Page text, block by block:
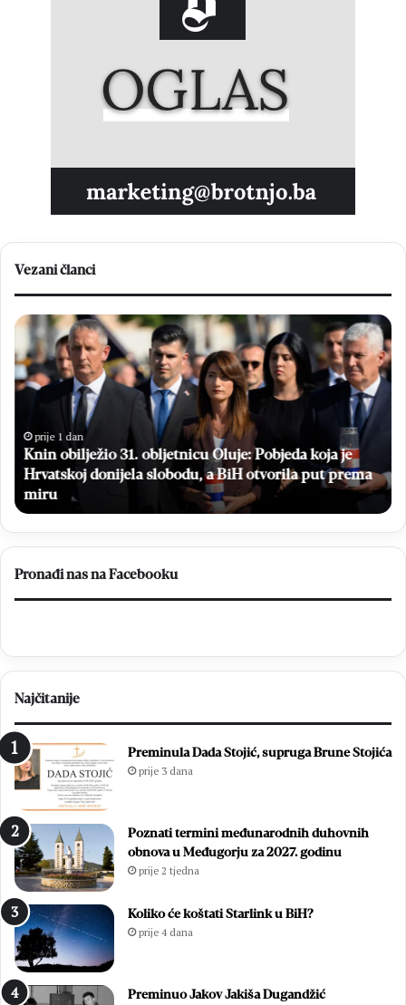
Vezani članci
Knin
obilježio
31.
obljetnicu
koja
Hrvatskoj
donijela
slobodu,
a
BiH
otvorila
prije 1 dan
Knin obilježio 31. obljetnicu Oluje: Pobjeda koja je
Hrvatskoj donijela slobodu, a BiH otvorila put prema
miru
Pronađi nas na Facebooku
Najčitanije
Preminula Dada Stojić, supruga Brune Stojića
prije 3 dana
Poznati termini međunarodnih duhovnih
obnova u Međugorju za 2027. godinu
prije 2 tjedna
Koliko će koštati Starlink u BiH?
prije 4 dana
Preminuo Jakov Jakiša Dugandžić